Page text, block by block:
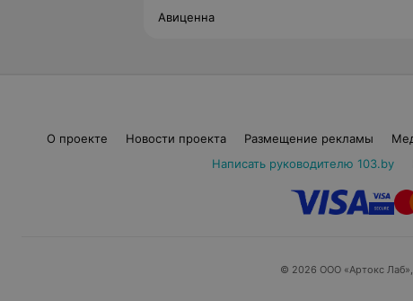
Авиценна
О проекте Новости проекта Размещение рекламы
Написать руководителю 103.by
© 2026 ООО «Артокс